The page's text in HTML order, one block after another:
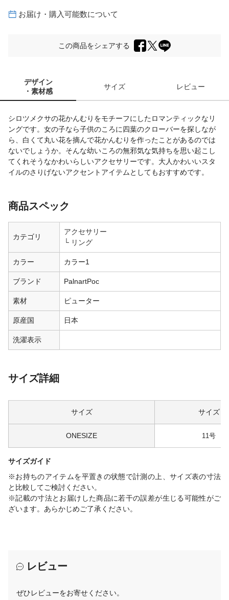
お届け・購入可能数について
この商品をシェアする
デザイン
・素材感
サイズ レビュー
シロツメクサの花かんむりをモチーフにしたロマンティックなリ
ングです。女の子なら子供のころに四葉のクローバーを探しなが
ら、白くて丸い花を摘んで花かんむりを作ったことがあるのでは
ないでしょうか。そんな幼いころの無邪気な気持ちを思い起こし
てくれそうなかわいらしいアクセサリーです。大人かわいいスタ
イルのさりげないアクセントアイテムとしてもおすすめです。
商品スペック
カテゴリ
アクセサリー
リング
カラー カラー1
ブランド PalnartPoc
素材 ピューター
原産国 日本
洗濯表示
サイズ詳細
サイズ サイズ
ONESIZE 11号
サイズガイド
※お持ちのアイテムを平置きの状態で計測の上、サイズ表の寸法
と比較してご検討ください。
※記載の寸法とお届けした商品に若干の誤差が生じる可能性がご
ざいます。あらかじめご了承ください。
レビュー
ぜひレビューをお寄せください。